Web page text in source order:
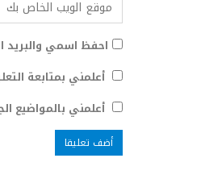
احفظ اسمي والبريد
أعلمني بمتابعة
أعلمني بالمواضيع